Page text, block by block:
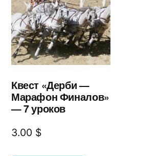
Квест «Дерби —
Марафон Финалов»
— 7 уроков
3.00 $